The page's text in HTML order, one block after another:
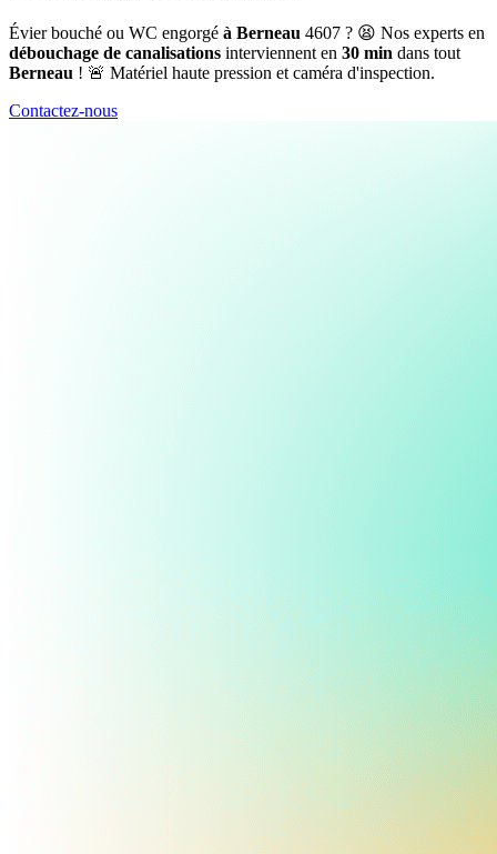
Évier bouché ou WC engorgé à Berneau 4607 ? 😫 Nos experts en
débouchage de canalisations interviennent en 30 min dans tout
Berneau ! 🚨 Matériel haute pression et caméra d'inspection.
Contactez-nous